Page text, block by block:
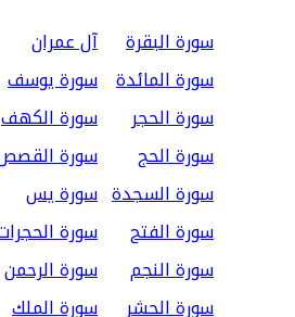
سورة البقرة
آل عمران
سورة المائدة سورة يوسف
سورة الحجر
سورة الكهف
سورة الحج
سورة
سورة السجدة سورة يس
سورة الفتح
سورة
سورة النجم
سورة الرحمن
سورة الحشر
سورة الملك